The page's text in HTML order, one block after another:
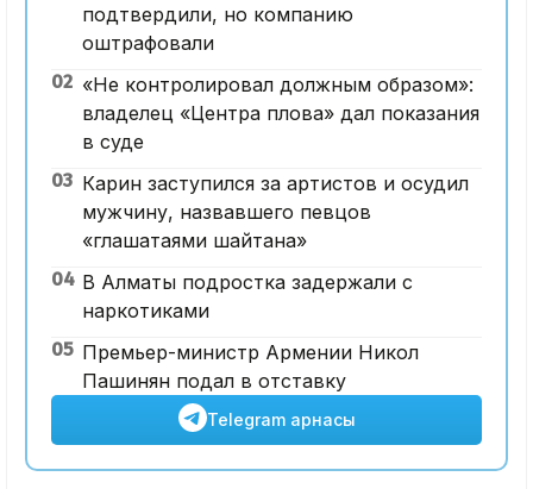
подтвердили, но компанию
оштрафовали
02 «Не контролировал должным образом»:
владелец «Центра плова» дал показания
в суде
03 Карин заступился за артистов и осудил
мужчину, назвавшего певцов
«глашатаями шайтана»
04 В Алматы подростка задержали с
наркотиками
05 Премьер-министр Армении Никол
Пашинян подал в отставку
Telegram арнасы